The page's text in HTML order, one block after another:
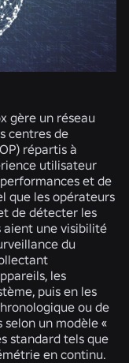
gère un réseau
centres de
répartis à
utilisateur
et de
que les opérateurs
de détecter les
aient une visibilité
du
les
puis en les
ou de
selon un modèle «
standard tels que
en continu.